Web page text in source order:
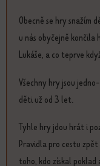
Obecně se hry snažím
u nás obyčejně
Lukáše, a co teprve
Všechny hry jsou
děti už od 3 let.
Tyhle hry jdou hrát i
Pravidla pro cestu
toho, kdo získal poklad